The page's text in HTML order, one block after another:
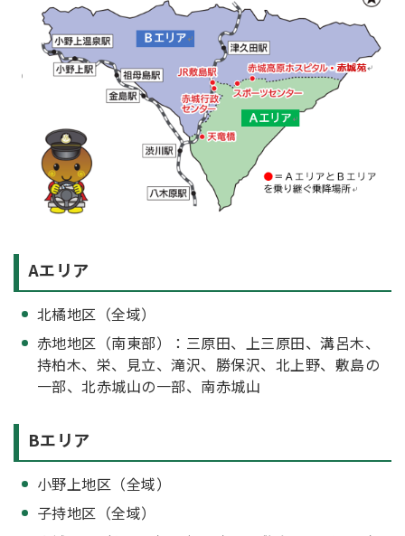
Aエリア
北橘地区（全域）
赤地地区（南東部）：三原田、上三原田、溝呂木、
持柏木、栄、見立、滝沢、勝保沢、北上野、敷島の
一部、北赤城山の一部、南赤城山
Bエリア
小野上地区（全域）
子持地区（全域）